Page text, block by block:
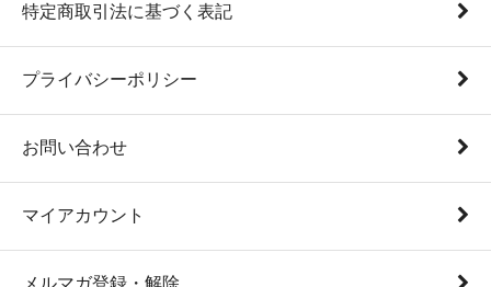
特定商取引法に基づく表記
プライバシーポリシー
お問い合わせ
マイアカウント
メルマガ登録・解除